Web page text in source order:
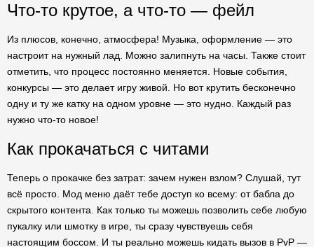
Что-то крутое, а что-то — фейл
Из плюсов, конечно, атмосфера! Музыка, оформление — это
настроит на нужный лад. Можно залипнуть на часы. Также стоит
отметить, что процесс постоянно меняется. Новые события,
конкурсы — это делает игру живой. Но вот крутить бесконечно
одну и ту же катку на одном уровне — это нудно. Каждый раз
нужно что-то новое!
Как прокачаться с читами
Теперь о прокачке без затрат: зачем нужен взлом? Слушай, тут
всё просто. Мод меню даёт тебе доступ ко всему: от бабла до
скрытого контента. Как только ты можешь позволить себе любую
пукалку или шмотку в игре, ты сразу чувствуешь себя
настоящим боссом. И ты реально можешь кидать вызов в PvP —